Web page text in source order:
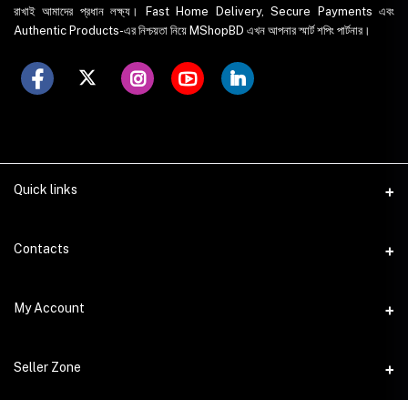
রাখাই আমাদের প্রধান লক্ষ্য। Fast Home Delivery, Secure Payments এবং
Authentic Products-এর নিশ্চয়তা নিয়ে MShopBD এখন আপনার স্মার্ট শপিং পার্টনার।
Quick links
WhatsApp
Contacts
Address
Janota Road, 8100, Dhaka, Bangladesh.
My Account
Login
Seller Zone